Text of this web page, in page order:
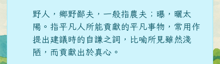
野人，鄉野鄙夫，一般指農夫；曝，曬太
陽。指平凡人所能貢獻的平凡事物，常用作
提出建議時的自謙之詞，比喻所見雖然淺
陋，而貢獻出於真心。